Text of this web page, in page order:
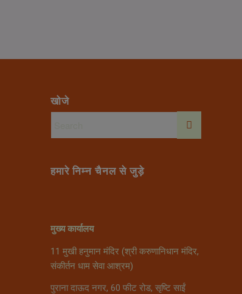
खोजे
हमारे निम्न चैनल से जुड़े
मुख्य कार्यालय
11 मुखी हनुमान मंदिर (श्री करुणानिधान मंदिर,
संकीर्तन धाम सेवा आश्रम)
पुराना दाऊद नगर, 60 फीट रोड, सृष्टि साईं